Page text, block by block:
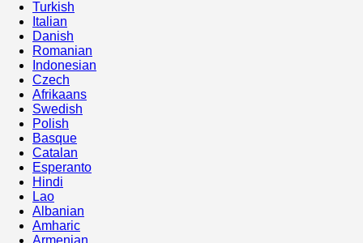
Turkish
Italian
Danish
Romanian
Indonesian
Czech
Afrikaans
Swedish
Polish
Basque
Catalan
Esperanto
Hindi
Lao
Albanian
Amharic